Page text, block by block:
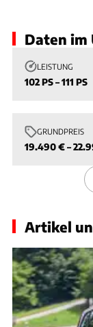
Daten im
LEISTUNG
102 PS – 111 PS
GRUNDPREIS
19.490 € –
Artikel